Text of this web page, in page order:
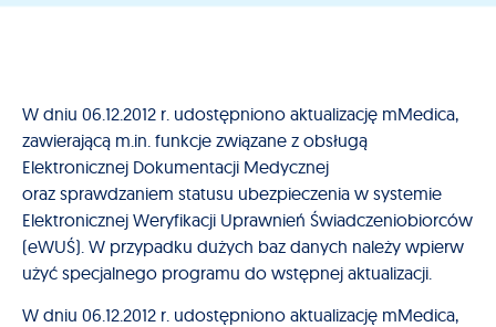
W dniu 06.12.2012 r. udostępniono aktualizację mMedica,
zawierającą m.in. funkcje związane z obsługą
Elektronicznej Dokumentacji Medycznej
oraz sprawdzaniem statusu ubezpieczenia w systemie
Elektronicznej Weryfikacji Uprawnień Świadczeniobiorców
(eWUŚ). W przypadku dużych baz danych należy wpierw
użyć specjalnego programu do wstępnej aktualizacji.
W dniu 06.12.2012 r. udostępniono aktualizację mMedica,